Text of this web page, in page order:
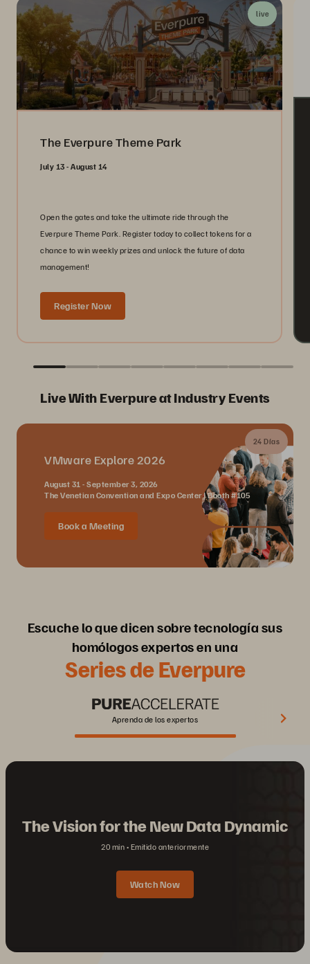
live
The Everpure Theme Park
July 13 - August 14
Open the gates and take the ultimate ride through the
Everpure Theme Park. Register today to collect tokens for a
chance to win weekly prizes and unlock the future of data
management!
Register Now
Live With Everpure at Industry Events
24 Días
VMware Explore 2026
August 31 - September 3, 2026
The Venetian Convention and Expo Center | Booth #105
Book a Meeting
Escuche lo que dicen sobre tecnología sus
homólogos expertos en una
Series de Everpure
Aprenda de los expertos
The Vision for the New Data Dynamic
20 min Emitido anteriormente
Watch Now